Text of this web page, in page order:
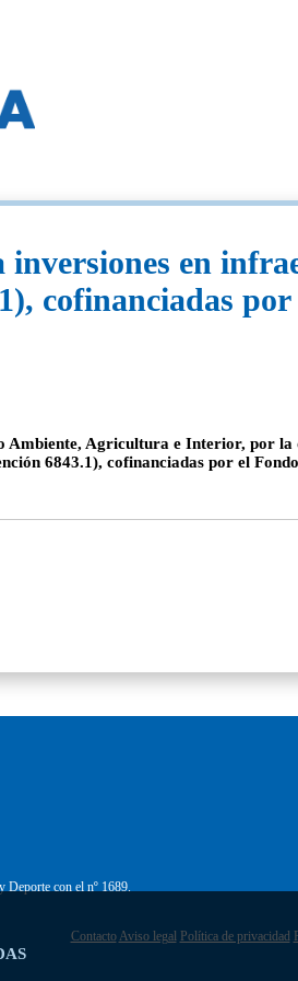
en
cofinanciadas
Agricultura e Interior, por
6843.1), cofinanciadas por el
Deporte con el nº 1689.
Contacto Aviso legal Política de privacidad